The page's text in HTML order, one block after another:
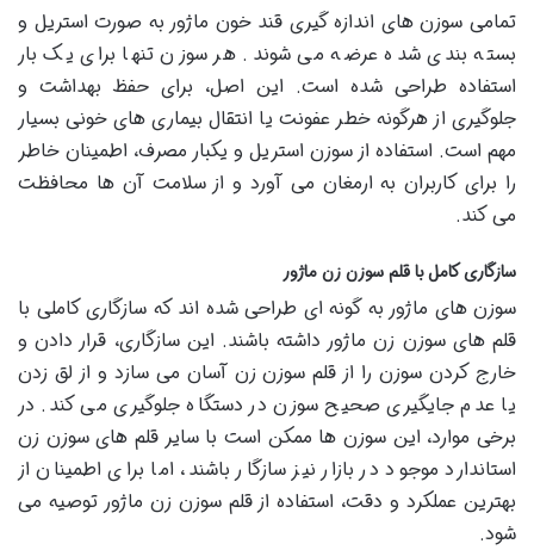
تمامی سوزن های اندازه گیری قند خون ماژور به صورت استریل و
بسته بندی شده عرضه می شوند. هر سوزن تنها برای یک بار
استفاده طراحی شده است. این اصل، برای حفظ بهداشت و
جلوگیری از هرگونه خطر عفونت یا انتقال بیماری های خونی بسیار
مهم است. استفاده از سوزن استریل و یکبار مصرف، اطمینان خاطر
را برای کاربران به ارمغان می آورد و از سلامت آن ها محافظت
می کند.
سازگاری کامل با قلم سوزن زن ماژور
سوزن های ماژور به گونه ای طراحی شده اند که سازگاری کاملی با
قلم های سوزن زن ماژور داشته باشند. این سازگاری، قرار دادن و
خارج کردن سوزن را از قلم سوزن زن آسان می سازد و از لق زدن
یا عدم جایگیری صحیح سوزن در دستگاه جلوگیری می کند. در
برخی موارد، این سوزن ها ممکن است با سایر قلم های سوزن زن
استاندارد موجود در بازار نیز سازگار باشند، اما برای اطمینان از
بهترین عملکرد و دقت، استفاده از قلم سوزن زن ماژور توصیه می
شود.